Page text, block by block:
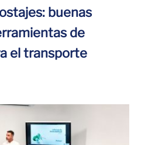
buenas
de
el transporte